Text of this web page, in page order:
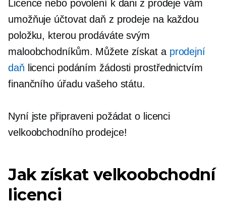
Licence nebo povolení k dani z prodeje vám
umožňuje účtovat daň z prodeje na každou
položku, kterou prodáváte svým
maloobchodníkům. Můžete získat a prodejní
daň licenci podáním žádosti prostřednictvím
finančního úřadu vašeho státu.
Nyní jste připraveni požádat o licenci
velkoobchodního prodejce!
Jak získat velkoobchodní
licenci